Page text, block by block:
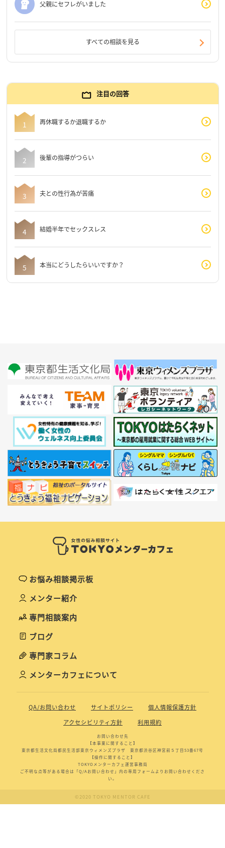
父親にセフレがいました
すべての相談を見る
注目の回答
再休職するか退職するか
後輩の指導がつらい
夫との性行為が苦痛
結婚半年でセックスレス
本当にどうしたらいいですか？
お悩み相談掲示板
メンター紹介
専門相談案内
ブログ
専門家コラム
メンターカフェについて
QA/お問い合わせ サイトポリシー
個人情報保護方針
アクセシビリティ方針
利用規約
お問い合わせ先
【本事業に関すること】
東京都生活文化局都民生活部東京ウィメンズプラザ 東京都渋谷区神宮前５丁目53番67号
【操作に関すること】
TOKYOメンターカフェ運営事務局
ご不明な点等がある場合は「Q/Aお問い合わせ」内の専用フォームよりお問い合わせくださ
い。
©2020 TOKYO MENTOR CAFE